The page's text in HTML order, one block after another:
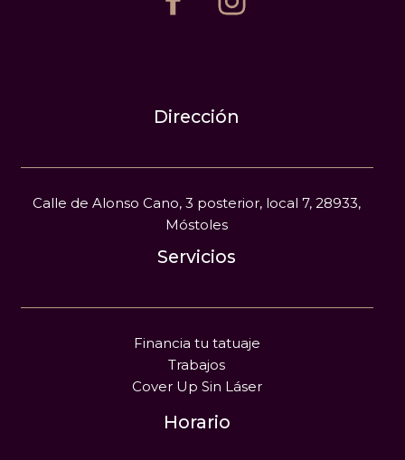
Dirección
Calle de Alonso Cano, 3 posterior, local 7, 28933,
Móstoles
Servicios
Financia tu tatuaje
Trabajos
Cover Up Sin Láser
Horario